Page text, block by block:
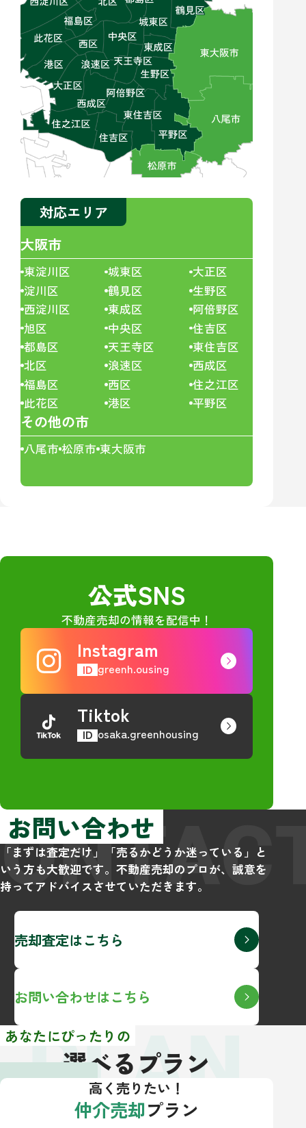
対応エリア
大阪市
東淀川区 城東区
大正区
淀川区
鶴見区
生野区
西淀川区
東成区
阿倍野区
旭区
中央区
住吉区
都島区
天王寺区
東住吉区
北区
浪速区
西成区
福島区
西区
住之江区
此花区
港区 平野区
その他の市
八尾市 松原市東大阪市
公式SNS
不動産売却の情報を配信中！
Instagram
ID greenh.ousing
Tiktok
ID osaka.greenhousing
お問い合わせ
「まずは査定だけ」「売るかどうか迷っている」と
いう方も大歓迎です。不動産売却のプロが、誠意を
持ってアドバイスさせていただきます。
売却査定はこちら
お問い合わせはこちら
あなたにぴったりの
選べるプラン
PLAN
高く売りたい！
仲介売却プラン